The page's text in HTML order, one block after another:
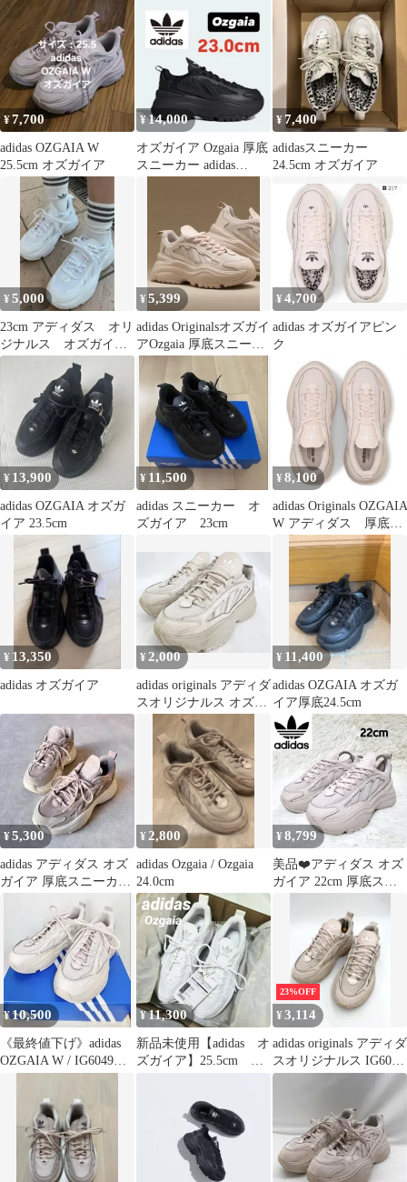
¥7,700
adidas OZGAIA W
25.5cm オズガイア
¥14,000
オズガイア Ozgaia 厚底
スニーカー adidas
¥7,400
adidasスニーカー
24.5cm オズガイア
¥5,000
23cm アディダス オリ
ジナルス オズガイア /
OZGAIA 厚底スニーカ
¥5,399
adidas Originalsオズガイ
アOzgaia 厚底スニーカ
ーアディダス
¥ 4,700
adidas オズガイアピン
ク
¥ 13,900
adidas OZGAIA オズガ
イア 23.5cm
¥ 11,500
adidas スニーカー オ
ズガイア 23cm
¥ 8,100
adidas Originals OZGAIA
W アディダス 厚底ス
ニーカー
¥ 13,350
adidas オズガイア
¥2,000
adidas originals アディダ
スオリジナルス オズガ
イア ローカット スニー
カー size23.5/ピンク ■■
レディース
¥ 11,400
adidas OZGAIA オズガ
イア厚底24.5cm
¥5,300
adidas アディダス オズ
ガイア 厚底スニーカー
ピンクベージュ 24
¥2,800
adidas Ozgaia / Ozgaia
24.0cm
¥8,799
美品❤️アディダス オズ
ガイア 22cm 厚底スニ
¥10,500
《最終値下げ》adidas
OZGAIA W / IG6049
¥11,300
新品未使用【adidas オ
ズガイア】25.5cm ホ
23%OFF
¥3,114
adidas originals アディダ
スオリジナルス IG6049
OZGAIA W オズガイア
ローカット スニーカー
size23cm/ピンク ■■ レ
ディース